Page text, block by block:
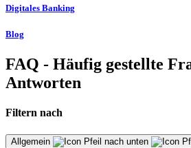
Digitales Banking
Blog
FAQ - Häufig gestellte
Antworten
Filtern nach
Allgemein